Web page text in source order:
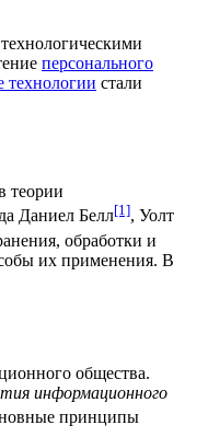
персонального
стали
теории
Даниел Белл[1], Уолт
обработки и
их применения. В
общества.
информационного
принципы